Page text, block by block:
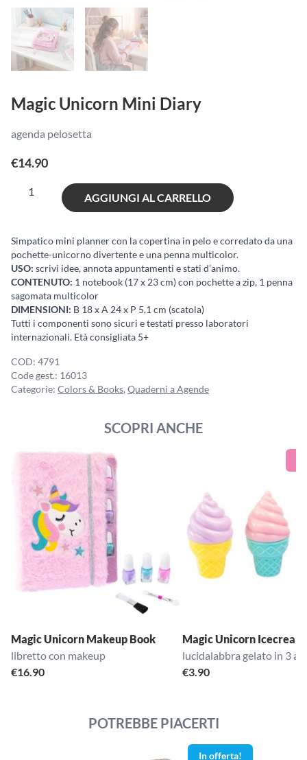
Magic Unicorn Mini Diary
agenda pelosetta
€14.90
Magic
Diary
quantità
AGGIUNGI AL CARRELLO
Simpatico mini planner con la copertina in pelo e corredato da una
pochette-unicorno divertente e una penna multicolor.
USO: scrivi idee, annota appuntamenti e stati d’animo.
CONTENUTO: 1 notebook (17 x 23 cm) con pochette a zip, 1 penna
sagomata multicolor
DIMENSIONI: B 18 x A 24 x P 5,1 cm (scatola)
Tutti i componenti sono sicuri e testati presso laboratori
internazionali. Età consigliata 5+
COD: 4791
Code gest.: 16013
Categorie: Colors & Books, Quaderni a Agende
SCOPRI ANCHE
Magic Unicorn Makeup Book
libretto con makeup
€16.90
Magic Unicorn Icecream
lucidalabbra gelato in 3
€3.90
POTREBBE PIACERTI
In offerta!